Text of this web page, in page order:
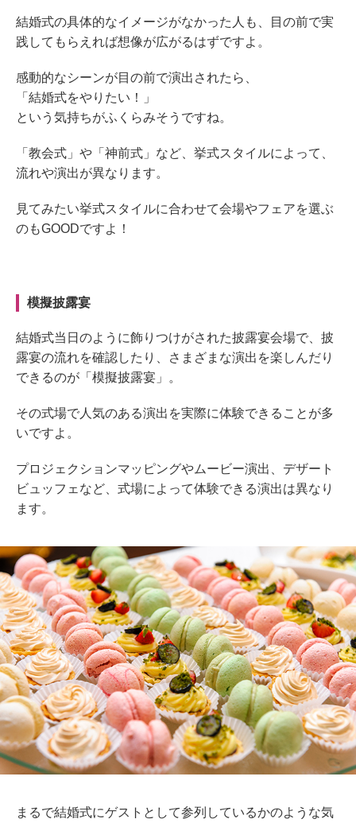
結婚式の具体的なイメージがなかった人も、目の前で実
践してもらえれば想像が広がるはずですよ。
感動的なシーンが目の前で演出されたら、
「結婚式をやりたい！」
という気持ちがふくらみそうですね。
「教会式」や「神前式」など、挙式スタイルによって、
流れや演出が異なります。
見てみたい挙式スタイルに合わせて会場やフェアを選ぶ
のもGOODですよ！
模擬披露宴
結婚式当日のように飾りつけがされた披露宴会場で、披
露宴の流れを確認したり、さまざまな演出を楽しんだり
できるのが「模擬披露宴」。
その式場で人気のある演出を実際に体験できることが多
いですよ。
プロジェクションマッピングやムービー演出、デザート
ビュッフェなど、式場によって体験できる演出は異なり
ます。
まるで結婚式にゲストとして参列しているかのような気